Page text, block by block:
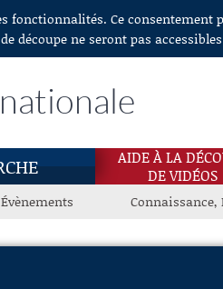
fonctionnalités. Ce
découpe ne seront pas accessibles
AIDE À LA
DE VIDÉOS
Évènements